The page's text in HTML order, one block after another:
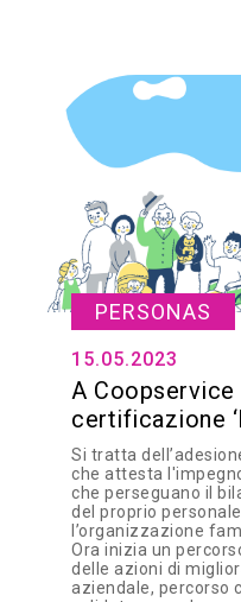
PERSONAS
15.05.2023
A
certificazione
Si tratta
che attesta
che perseguano il
del proprio
l’organizzazione
Ora inizia un
delle azioni di
aziendale, percorso